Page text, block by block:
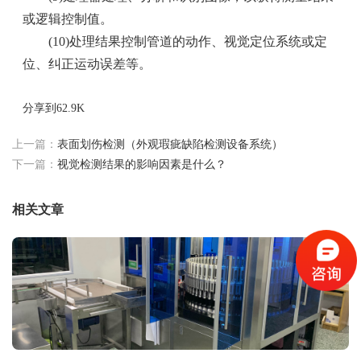
或逻辑控制值。
(10)处理结果控制管道的动作、视觉定位系统或定
位、纠正运动误差等。
分享到62.9K
上一篇： 表面划伤检测（外观瑕疵缺陷检测设备系统）
下一篇： 视觉检测结果的影响因素是什么？
相关文章